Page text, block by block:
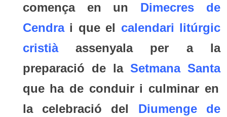
comença en un Dimecres de
Cendrai que el calendari litúrgic
cristiàassenyala per a la
preparació de laSetmana Santa
que ha de conduir i culminar en
la celebració del Diumenge de